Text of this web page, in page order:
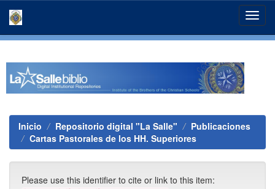
Inicio Repositorio digital "La Salle"
Publicaciones
Cartas Pastorales de los HH. Superiores
Please use this identifier to cite or link to this item: